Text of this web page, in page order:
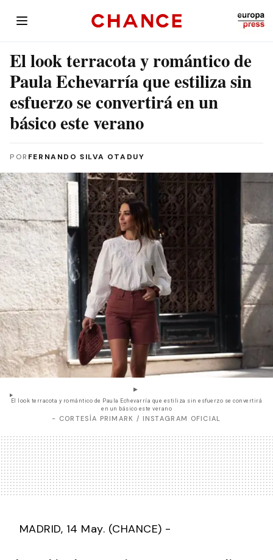
El look terracota y romántico de
Paula Echevarría que estiliza sin
esfuerzo se convertirá en un
básico este verano
POR FERNANDO SILVA OTADUY
El look terracota y romántico de Paula Echevarría que estiliza sin esfuerzo se convertirá
en un básico este verano
- CORTESÍA PRIMARK / INSTAGRAM OFICIAL
MADRID, 14 May. (CHANCE) -